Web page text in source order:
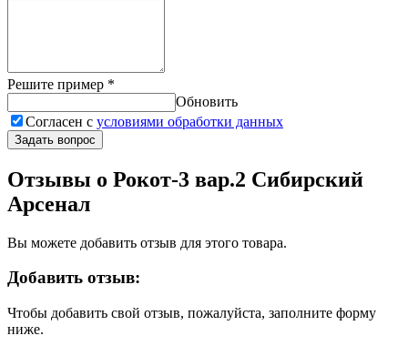
Решите пример *
Обновить
Согласен с условиями обработки данных
Задать вопрос
Отзывы о Рокот-3 вар.2 Сибирский
Арсенал
Вы можете добавить отзыв для этого товара.
Добавить отзыв:
Чтобы добавить свой отзыв, пожалуйста, заполните форму
ниже.